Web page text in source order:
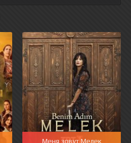
Меня зовут Мелек